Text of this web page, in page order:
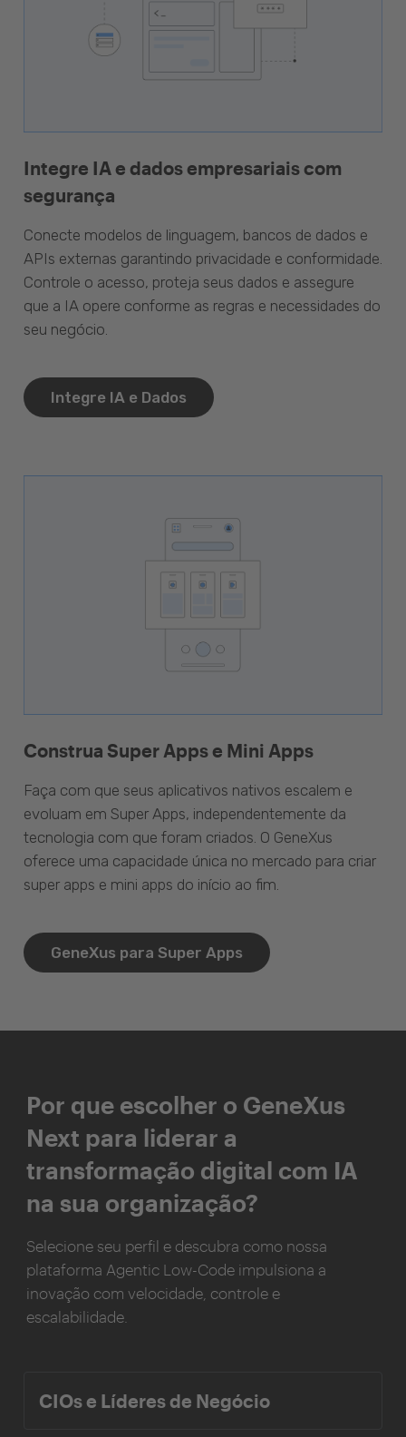
Integre IA e dados empresariais com
segurança
Conecte modelos de linguagem, bancos de dados e
APIs externas garantindo privacidade e conformidade.
Controle o acesso, proteja seus dados e assegure
que a IA opere conforme as regras e necessidades do
seu negócio.
Integre IA e Dados
Construa Super Apps e Mini Apps
Faça com que seus aplicativos nativos escalem e
evoluam em Super Apps, independentemente da
tecnologia com que foram criados. O GeneXus
oferece uma capacidade única no mercado para criar
super apps e mini apps do início ao fim.
GeneXus para Super Apps
Por que escolher o GeneXus
Next para liderar a
transformação digital com IA
na sua organização?
Selecione seu perfil e descubra como nossa
plataforma Agentic Low-Code impulsiona a
inovação com velocidade, controle e
escalabilidade.
CIOs e Líderes de Negócio